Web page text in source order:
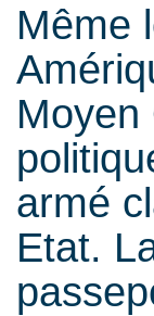
Même
armé
Etat.